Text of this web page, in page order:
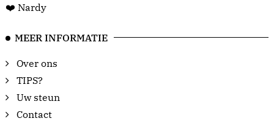
❤️ Nardy
MEER INFORMATIE
Over ons
TIPS?
Uw steun
Contact